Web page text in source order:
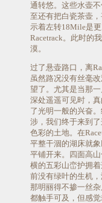
通转悠。这些水壶
至还有把白瓷茶壶
示着左转18Mile是
Racetrack。此时的
漠。
过了悬壶路口，离
虽然路况没有丝毫
望了。尤其是当那
深处遥遥可见时，
了光明一般的兴奋
涉，我们终于来到
色彩的土地。在
平整干涸的湖床就
平铺开来。四面高
横的五彩山峦护拥
前没有绿叶的生机
那明丽得不掺一丝
都触手可及，但感